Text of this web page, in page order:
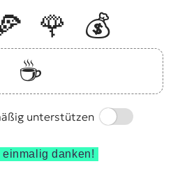
🌹
💰
☕️
unterstützen
Switch
einmalig danken!